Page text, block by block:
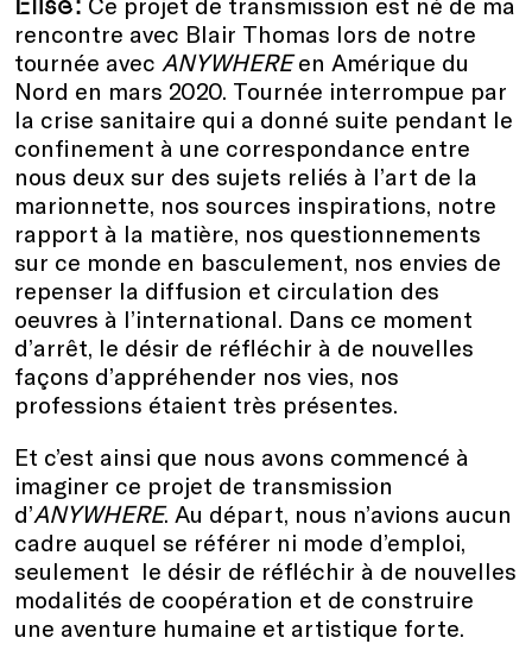
rencontre avec Blair Thomas lors de notre
tournée avec ANYWHEREen Amérique du
Nord en mars 2020. Tournée interrompue par
la crise sanitaire qui a donné suite pendant le
confinement à une correspondance entre
nous deux sur des sujets reliés à l’art de la
marionnette, nos sources inspirations, notre
rapport à la matière, nos questionnements
sur ce monde en basculement, nos envies de
repenser la diffusion et circulation des
oeuvres à l’international. Dans ce moment
d’arrêt, le désir de réfléchir à de nouvelles
façons d’appréhender nos vies, nos
professions étaient très présentes.
Et c’est ainsi que nous avons commencé à
imaginer ce projet de transmission
d’ANYWHERE. Au départ, nous n’avions aucun
cadre auquel se référer ni mode d’emploi,
seulement le désir de réfléchir à de nouvelles
modalités de coopération et de construire
une aventure humaine et artistique forte.